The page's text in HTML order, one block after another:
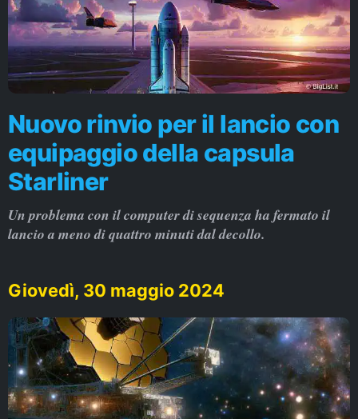
Nuovo rinvio per il lancio con
equipaggio della capsula
Starliner
Un problema con il computer di sequenza ha fermato il
lancio a meno di quattro minuti dal decollo.
Giovedì, 30 maggio 2024